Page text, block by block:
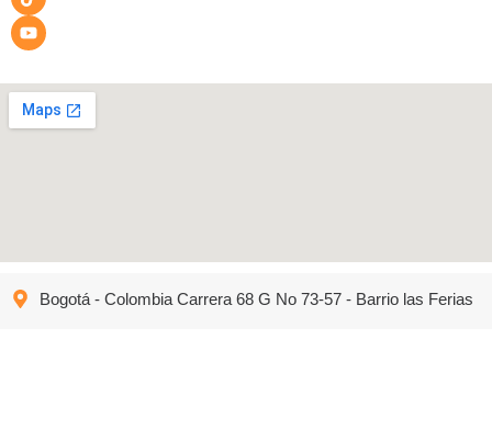
Bogotá - Colombia Carrera 68 G No 73-57 - Barrio las Ferias